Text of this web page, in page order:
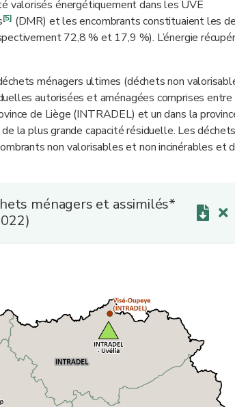
énergétiquement dans les UVE
[5] (DMR) et les encombrants constituaient les
72,8 % et 17,9 %). L’énergie
ménagers ultimes (déchets non
autorisées et aménagées comprises entre
de Liège (INTRADEL) et un dans la
la plus grande capacité résiduelle. Les déchets
non valorisables et non incinérables et
ménagers et assimilés*